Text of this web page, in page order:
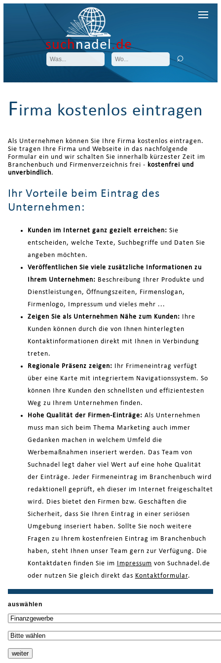
suchnadel.de
Firma kostenlos eintragen
Als Unternehmen können Sie Ihre Firma kostenlos eintragen.
Sie tragen Ihre Firma und Webseite in das nachfolgende
Formular ein und wir schalten Sie innerhalb kürzester Zeit im
Branchenbuch und Firmenverzeichnis frei - kostenfrei und
unverbindlich.
Ihr Vorteile beim Eintrag des
Unternehmen:
Kunden im Internet ganz gezielt erreichen: Sie
entscheiden, welche Texte, Suchbegriffe und Daten Sie
angeben möchten.
Veröffentlichen Sie viele zusätzliche Informationen zu
Ihrem Unternehmen: Beschreibung Ihrer Produkte und
Dienstleistungen, Öffnungszeiten, Firmenslogan,
Firmenlogo, Impressum und vieles mehr ...
Zeigen Sie als Unternehmen Nähe zum Kunden: Ihre
Kunden können durch die von Ihnen hinterlegten
Kontaktinformationen direkt mit Ihnen in Verbindung
treten.
Regionale Präsenz zeigen: Ihr Frimeneintrag verfügt
über eine Karte mit integriertem Navigationssystem. So
können Ihre Kunden den schnellsten und effizientesten
Weg zu Ihrem Unternehmen finden.
Hohe Qualität der Firmen-Einträge: Als Unternehmen
muss man sich beim Thema Marketing auch immer
Gedanken machen in welchem Umfeld die
Werbemaßnahmen inseriert werden. Das Team von
Suchnadel legt daher viel Wert auf eine hohe Qualität
der Einträge. Jeder Firmeneintrag im Branchenbuch wird
redaktionell geprüft, eh dieser im Internet freigeschaltet
wird. Dies bietet den Firmen bzw. Geschäften die
Sicherheit, dass Sie Ihren Eintrag in einer seriösen
Umgebung inseriert haben. Sollte Sie noch weitere
Fragen zu Ihrem kostenfreien Eintrag im Branchenbuch
haben, steht Ihnen unser Team gern zur Verfügung. Die
Kontaktdaten finden Sie im
Impressum von Suchnadel.de
oder nutzen Sie gleich direkt das Kontaktformular.
auswählen